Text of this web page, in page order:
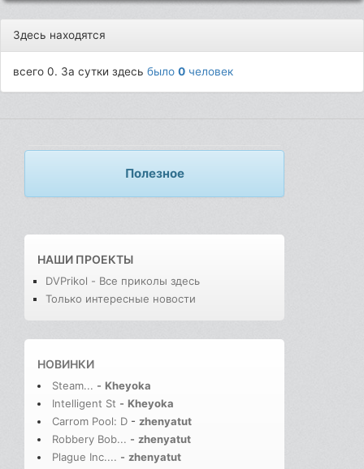
Здесь находятся
всего 0. За сутки здесьбыло0 человек
Полезное
НАШИ ПРОЕКТЫ
DVPrikol - Все приколы здесь
Только интересные новости
НОВИНКИ
Steam... - Kheyoka
Intelligent St - Kheyoka
Carrom Pool: D - zhenyatut
Robbery Bob... - zhenyatut
Plague Inc.... - zhenyatut